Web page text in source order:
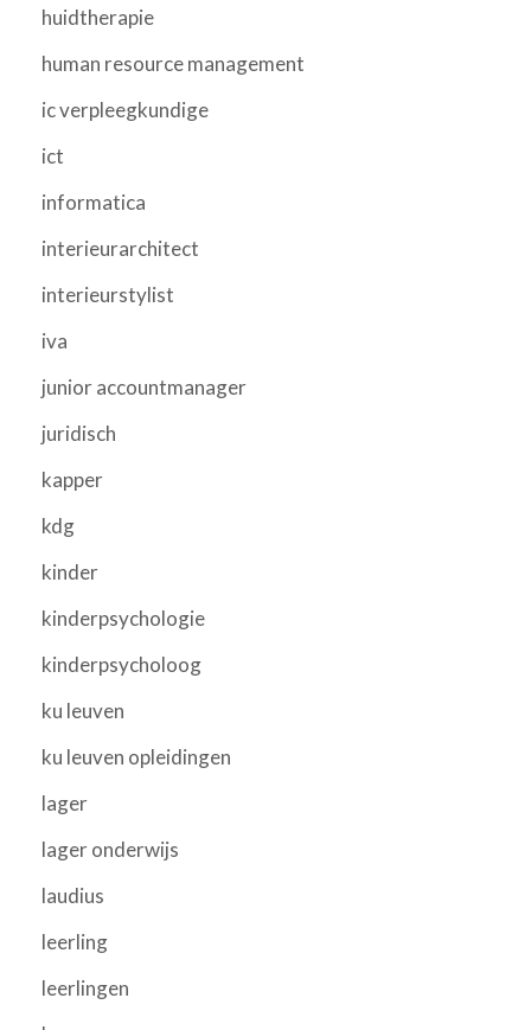
huidtherapie
human resource management
ic verpleegkundige
ict
informatica
interieurarchitect
interieurstylist
iva
junior accountmanager
juridisch
kapper
kdg
kinder
kinderpsychologie
kinderpsycholoog
ku leuven
ku leuven opleidingen
lager
lager onderwijs
laudius
leerling
leerlingen